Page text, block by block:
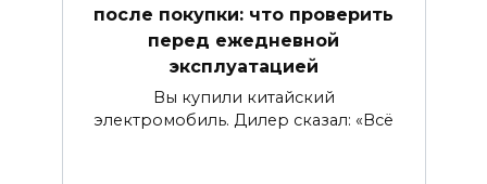
после покупки: что проверить
перед ежедневной
эксплуатацией
Вы купили китайский
электромобиль. Дилер сказал: «Всё